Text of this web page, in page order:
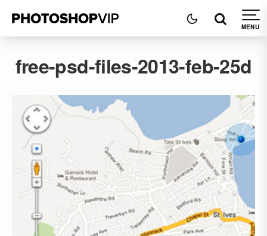
free-psd-files-2013-feb-25d